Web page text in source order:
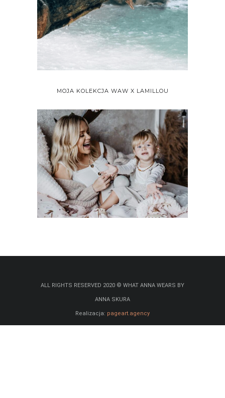
MOJA KOLEKCJA WAW X LAMILLOU
ALL RIGHTS RESERVED 2020 © WHAT ANNA WEARS BY
ANNA SKURA
Realizacja: pageart.agency
Partner:dhosting